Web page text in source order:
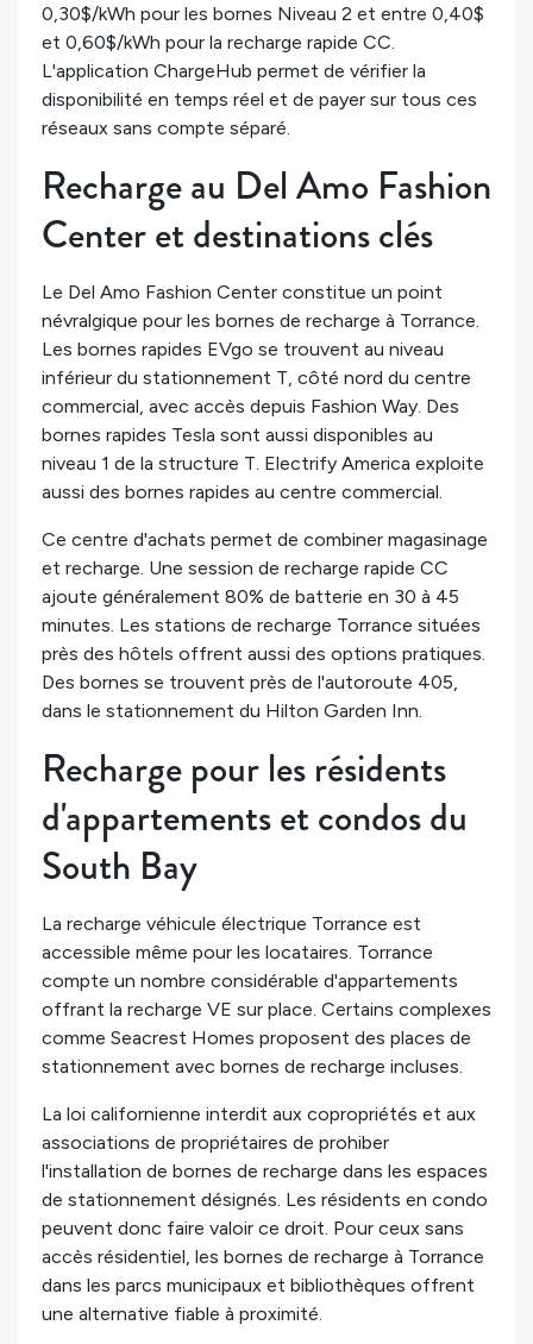
0,30$/kWh pour les bornes Niveau 2 et entre 0,40$
et 0,60$/kWh pour la recharge rapide CC.
L'application ChargeHub permet de vérifier la
disponibilité en temps réel et de payer sur tous ces
réseaux sans compte séparé.
Recharge au Del Amo Fashion
Center et destinations clés
Le Del Amo Fashion Center constitue un point
névralgique pour les bornes de recharge à Torrance.
Les bornes rapides EVgo se trouvent au niveau
inférieur du stationnement T, côté nord du centre
commercial, avec accès depuis Fashion Way. Des
bornes rapides Tesla sont aussi disponibles au
niveau 1 de la structure T. Electrify America exploite
aussi des bornes rapides au centre commercial.
Ce centre d'achats permet de combiner magasinage
et recharge. Une session de recharge rapide CC
ajoute généralement 80% de batterie en 30 à 45
minutes. Les stations de recharge Torrance situées
près des hôtels offrent aussi des options pratiques.
Des bornes se trouvent près de l'autoroute 405,
dans le stationnement du Hilton Garden Inn.
Recharge pour les résidents
d'appartements et condos du
South Bay
La recharge véhicule électrique Torrance est
accessible même pour les locataires. Torrance
compte un nombre considérable d'appartements
offrant la recharge VE sur place. Certains complexes
comme Seacrest Homes proposent des places de
stationnement avec bornes de recharge incluses.
La loi californienne interdit aux copropriétés et aux
associations de propriétaires de prohiber
l'installation de bornes de recharge dans les espaces
de stationnement désignés. Les résidents en condo
peuvent donc faire valoir ce droit. Pour ceux sans
accès résidentiel, les bornes de recharge à Torrance
dans les parcs municipaux et bibliothèques offrent
une alternative fiable à proximité.